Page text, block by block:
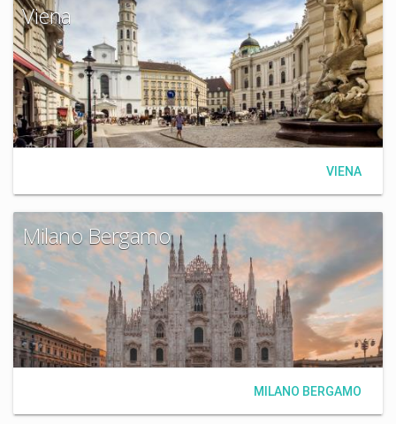
Viena
VIENA
Milano Bergamo
MILANO BERGAMO